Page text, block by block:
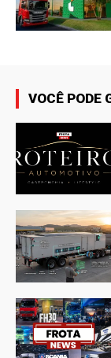
VOCÊ PODE